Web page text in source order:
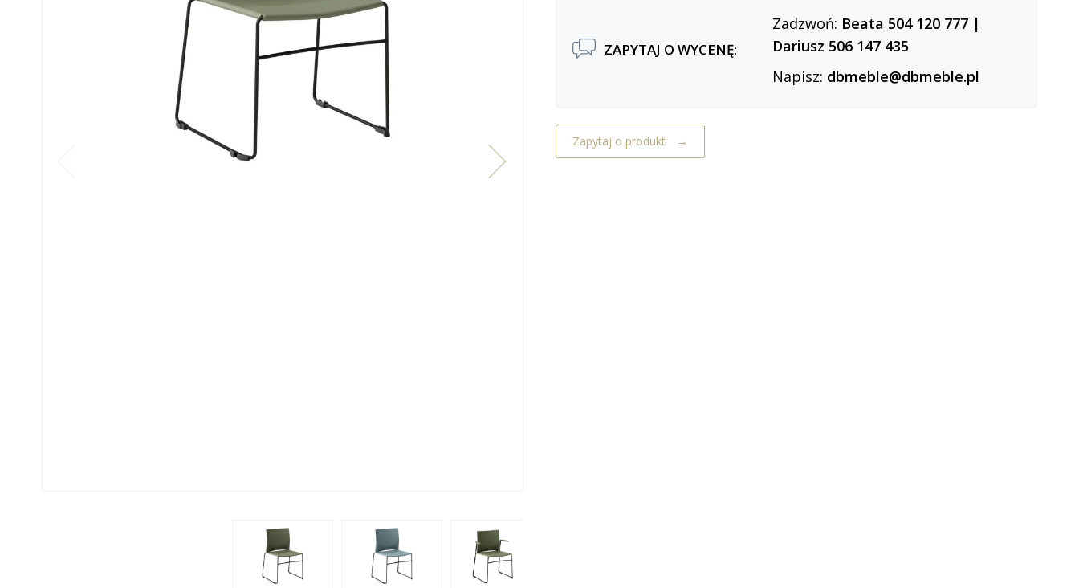
ZAPYTAJ O WYCENĘ:
Zadzwoń: Beata 504 120 777 |
Dariusz 506 147 435
Napisz: dbmeble@dbmeble.pl
Zapytaj o produkt